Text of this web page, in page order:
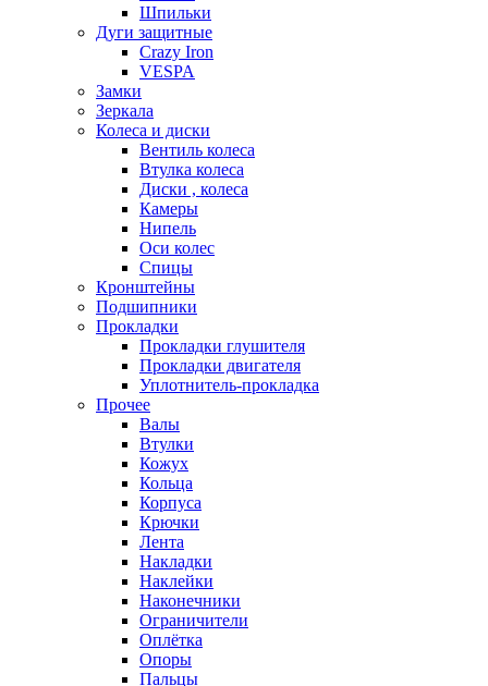
Шпильки
Дуги защитные
Crazy Iron
VESPA
Замки
Зеркала
Колеса и диски
Вентиль колеса
Втулка колеса
Диски , колеса
Камеры
Нипель
Оси колес
Спицы
Кронштейны
Подшипники
Прокладки
Прокладки глушителя
Прокладки двигателя
Уплотнитель-прокладка
Прочее
Валы
Втулки
Кожух
Кольца
Корпуса
Крючки
Лента
Накладки
Наклейки
Наконечники
Ограничители
Оплётка
Опоры
Пальцы